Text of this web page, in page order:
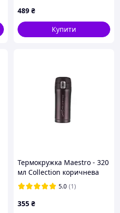
489 ₴
Купити
Термокружка Maestro - 320
мл Collection коричнева
5.0 (1)
355 ₴